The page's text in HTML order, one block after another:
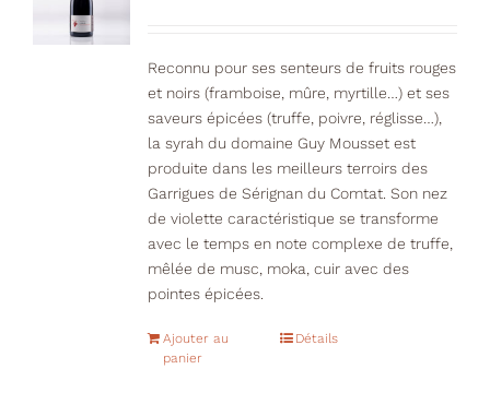
Reconnu pour ses senteurs de fruits rouges
et noirs (framboise, mûre, myrtille…) et ses
saveurs épicées (truffe, poivre, réglisse…),
la syrah du domaine Guy Mousset est
produite dans les meilleurs terroirs des
Garrigues de Sérignan du Comtat. Son nez
de violette caractéristique se transforme
avec le temps en note complexe de truffe,
mêlée de musc, moka, cuir avec des
pointes épicées.
Ajouter au
panier
Détails